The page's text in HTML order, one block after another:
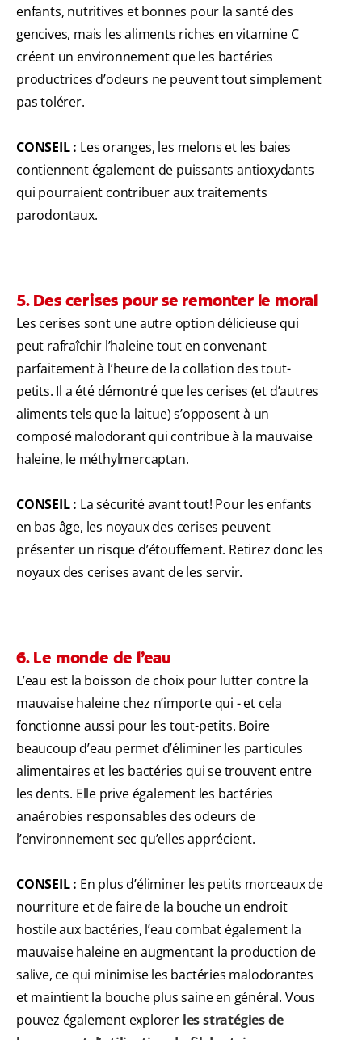
enfants, nutritives et bonnes pour la santé des
gencives, mais les aliments riches en vitamine C
créent un environnement que les bactéries
productrices d’odeurs ne peuvent tout simplement
pas tolérer.
CONSEIL : Les oranges, les melons et les baies
contiennent également de puissants antioxydants
qui pourraient contribuer aux traitements
parodontaux.
5. Des cerises pour se remonter le moral
Les cerises sont une autre option délicieuse qui
peut rafraîchir l’haleine tout en convenant
parfaitement à l’heure de la collation des tout-
petits. Il a été démontré que les cerises (et d’autres
aliments tels que la laitue) s’opposent à un
composé malodorant qui contribue à la mauvaise
haleine, le méthylmercaptan.
CONSEIL : La sécurité avant tout! Pour les enfants
en bas âge, les noyaux des cerises peuvent
présenter un risque d’étouffement. Retirez donc les
noyaux des cerises avant de les servir.
6. Le monde de l’eau
L’eau est la boisson de choix pour lutter contre la
mauvaise haleine chez n’importe qui - et cela
fonctionne aussi pour les tout-petits. Boire
beaucoup d’eau permet d’éliminer les particules
alimentaires et les bactéries qui se trouvent entre
les dents. Elle prive également les bactéries
anaérobies responsables des odeurs de
l’environnement sec qu’elles apprécient.
CONSEIL : En plus d’éliminer les petits morceaux de
nourriture et de faire de la bouche un endroit
hostile aux bactéries, l’eau combat également la
mauvaise haleine en augmentant la production de
salive, ce qui minimise les bactéries malodorantes
et maintient la bouche plus saine en général. Vous
pouvez également explorer les stratégies de